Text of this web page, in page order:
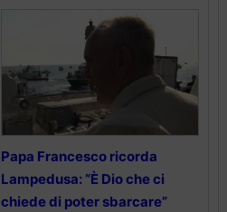
Papa Francesco ricorda
Lampedusa: “È Dio che ci
chiede di poter sbarcare”